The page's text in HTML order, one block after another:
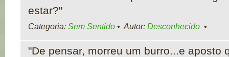
estar?"
Categoria: Sem Sentido • Autor: Desconhecido •
"De pensar, morreu um burro...e aposto